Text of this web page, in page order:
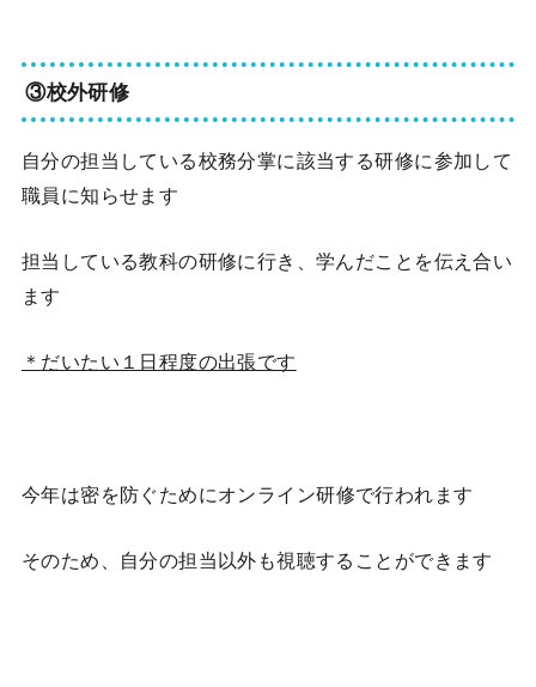
③校外研修
自分の担当している校務分掌に該当する研修に参加して
職員に知らせます
担当している教科の研修に行き、学んだことを伝え合い
ます
＊だいたい１日程度の出張です
今年は密を防ぐためにオンライン研修で行われます
そのため、自分の担当以外も視聴することができます